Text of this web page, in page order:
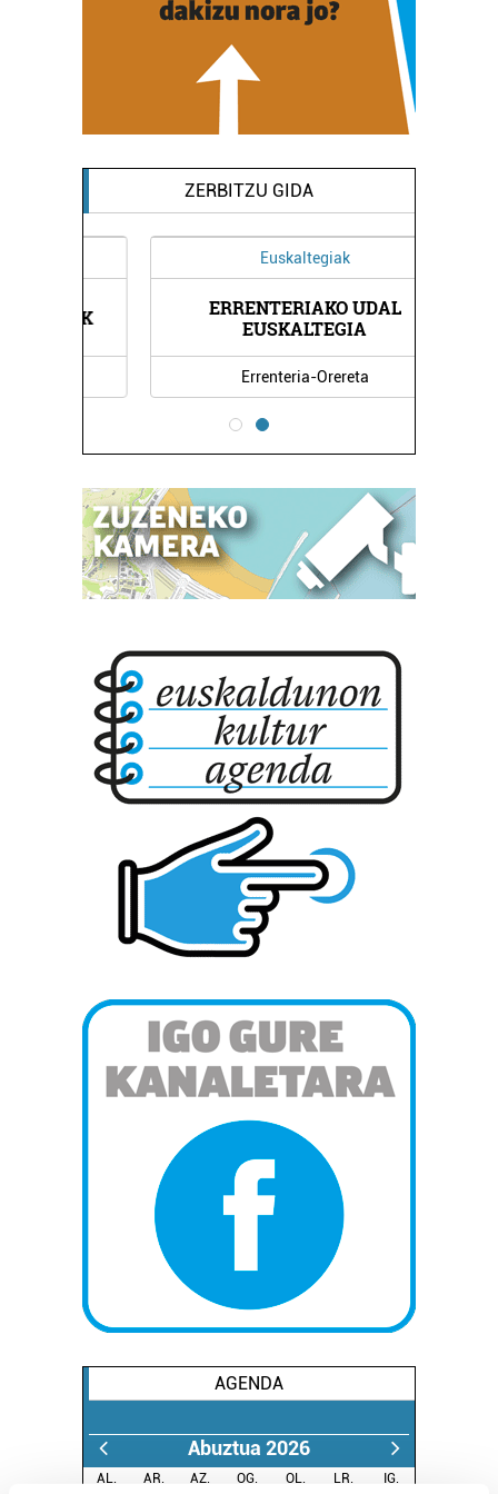
ZERBITZU GIDA
Euskaltegiak
ERRENTERIAKO UDAL
EUSKALTEGIA
Errenteria-Orereta
AGENDA
Abuztua 2026
AL. AR. AZ. OG. OL. LR.
IG.